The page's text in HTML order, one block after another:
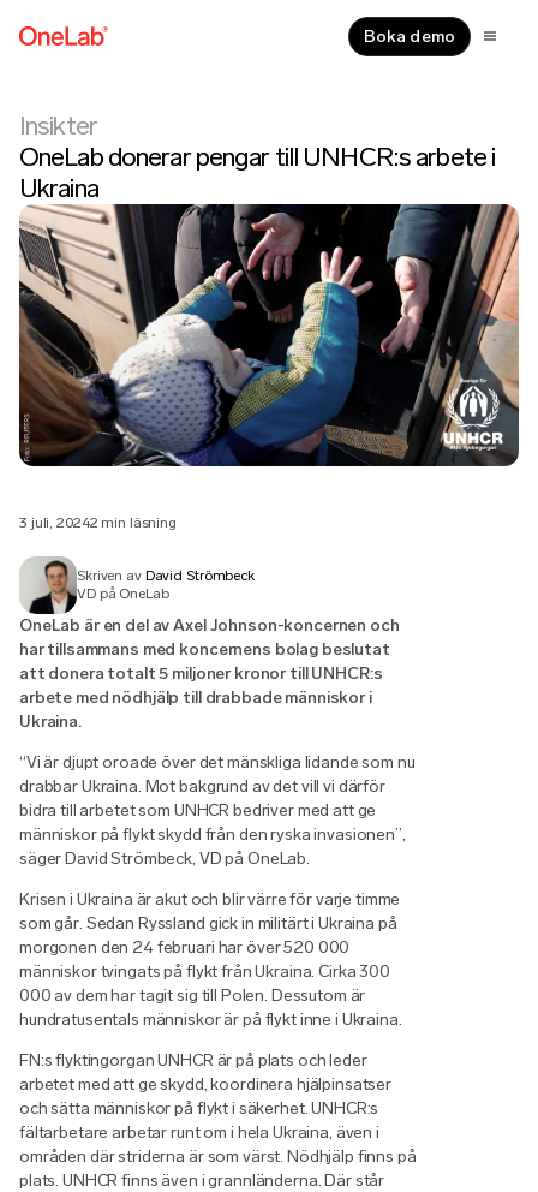
Boka demo
Insikter
OneLab donerar pengar till UNHCR:s arbete i
Ukraina
3 juli, 20242 min läsning
Skriven av David Strömbeck
VD på OneLab
OneLab är en del av Axel Johnson-koncernen och
har tillsammans med koncernens bolag beslutat
att donera totalt 5 miljoner kronor till UNHCR:s
arbete med nödhjälp till drabbade människor i
Ukraina.
“Vi är djupt oroade över det mänskliga lidande som nu
drabbar Ukraina. Mot bakgrund av det vill vi därför
bidra till arbetet som UNHCR bedriver med att ge
människor på flykt skydd från den ryska invasionen”,
säger David Strömbeck, VD på OneLab.
Krisen i Ukraina är akut och blir värre för varje timme
som går. Sedan Ryssland gick in militärt i Ukraina på
morgonen den 24 februari har över 520 000
människor tvingats på flykt från Ukraina. Cirka 300
000 av dem har tagit sig till Polen. Dessutom är
hundratusentals människor är på flykt inne i Ukraina.
FN:s flyktingorgan UNHCR är på plats och leder
arbetet med att ge skydd, koordinera hjälpinsatser
och sätta människor på flykt i säkerhet. UNHCR:s
fältarbetare arbetar runt om i hela Ukraina, även i
områden där striderna är som värst. Nödhjälp finns på
plats. UNHCR finns även i grannländerna. Där står